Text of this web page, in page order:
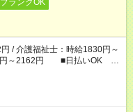
ブランクOK
/ 介護福祉士：時給1830円～
円～2162円 ■日払いOK ■
×8h）